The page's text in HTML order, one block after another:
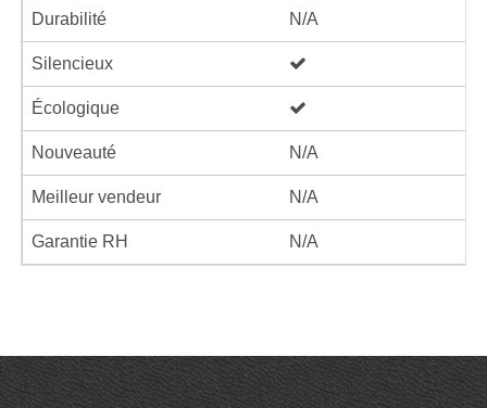
Durabilité N/A
Silencieux
Écologique
Nouveauté N/A
Meilleur vendeur N/A
Garantie RH N/A